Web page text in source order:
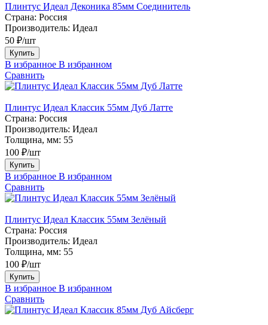
Плинтус Идеал Деконика 85мм Соединитель
Страна: Россия
Производитель: Идеал
50 ₽/шт
Купить
В избранное В избранном
Сравнить
Плинтус Идеал Классик 55мм Дуб Латте
Страна: Россия
Производитель: Идеал
Толщина, мм: 55
100 ₽/шт
Купить
В избранное В избранном
Сравнить
Плинтус Идеал Классик 55мм Зелёный
Страна: Россия
Производитель: Идеал
Толщина, мм: 55
100 ₽/шт
Купить
В избранное В избранном
Сравнить